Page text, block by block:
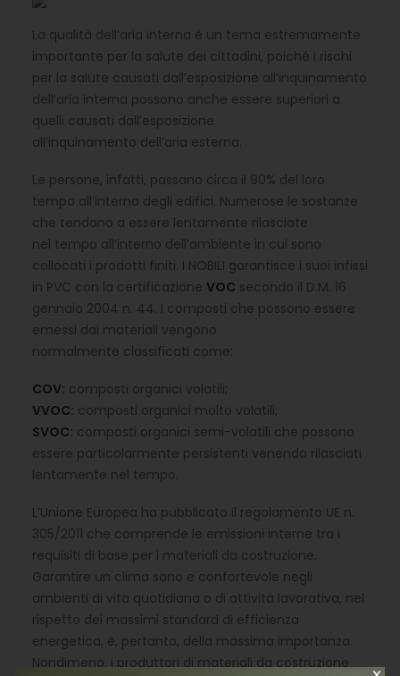
La qualità dell’aria interna è un tema estremamente
importante per la salute dei cittadini, poiché i rischi
per la salute causati dall’esposizione all’inquinamento
dell’aria interna possono anche essere superiori a
quelli causati dall’esposizione
all’inquinamento dell’aria esterna.
Le persone, infatti, passano circa il 90% del loro
tempo all’interno degli edifici. Numerose le sostanze
che tendono a essere lentamente rilasciate
nel tempo all’interno dell’ambiente in cui sono
collocati i prodotti finiti. I NOBILI garantisce i suoi infissi
in PVC con la certificazione VOC secondo il D.M. 16
gennaio 2004 n. 44. I composti che possono essere
emessi dai materiali vengono
normalmente classificati come:
COV: composti organici volatili;
VVOC: composti organici molto volatili;
SVOC: composti organici semi-volatili che possono
essere particolarmente persistenti venendo rilasciati
lentamente nel tempo.
L’Unione Europea ha pubblicato il regolamento UE n.
305/2011 che comprende le emissioni interne tra i
requisiti di base per i materiali da costruzione.
Garantire un clima sano e confortevole negli
ambienti di vita quotidiana o di attività lavorativa, nel
rispetto dei massimi standard di efficienza
energetica, è, pertanto, della massima importanza.
Nondimeno, i produttori di materiali da costruzione